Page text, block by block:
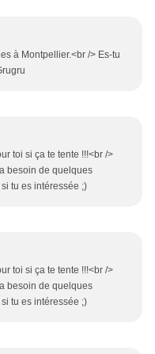
à Montpellier.<br /> Es-tu
toi si ça te tente !!!<br />
besoin de quelques
tu es intéressée ;)
toi si ça te tente !!!<br />
besoin de quelques
tu es intéressée ;)